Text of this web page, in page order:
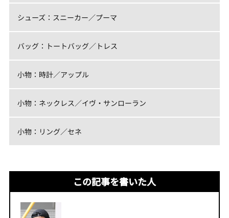
シューズ：スニーカー／プーマ
バッグ：トートバッグ／トレス
小物：時計／アップル
小物：ネックレス／イヴ・サンローラン
小物：リング／セネ
この記事を書いた人